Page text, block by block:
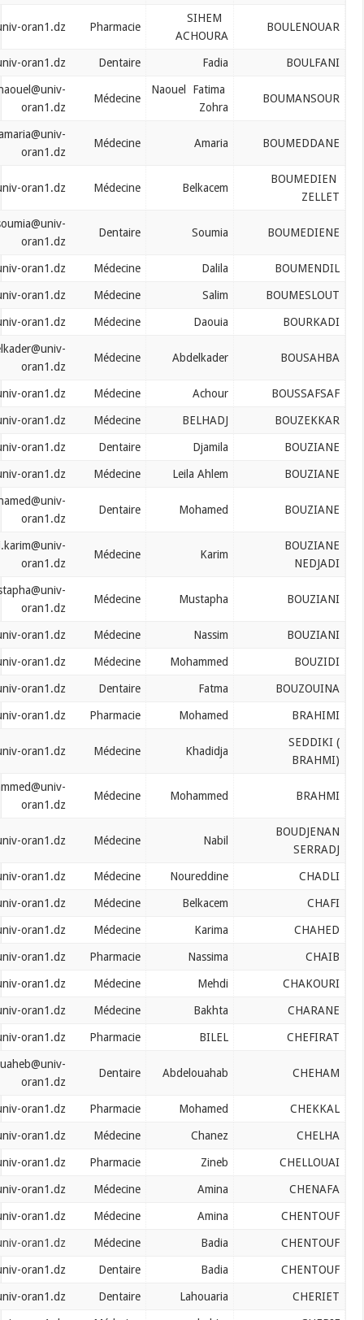
boulenouar.sihem@univ-oran1.dz
Fadia
Dentaire
boulfani.fadia@univ-oran1.dz
boumansour.naouel@univ-
Amaria
Médecine
boumeddane.amaria@univ-
Médecine
boumedien.zellet@univ-oran1.dz
Soumia
Dentaire
boumediene.soumia@univ-
Dalila
Médecine
boumendil.dalila@univ-oran1.dz
Salim
Médecine
boumeslout.salim@univ-oran1.dz
Daouia
Médecine
bourkadi.daouia@univ-oran1.dz
Abdelkader
Médecine
bousahba.abdelkader@univ-
Achour
Médecine
boussafsaf.achour@univ-oran1.dz
BELHADJ
Médecine
bouzekkar.belhadj@univ-oran1.dz
Djamila
Dentaire
bouziane.djamila@univ-oran1.dz
Leila Ahlem
Médecine
bouziane.leila@univ-oran1.dz
Mohamed
Dentaire
bouziane.mohamed@univ-
Médecine
bouzianenedjadi.karim@univ-
Mustapha
Médecine
bouziani.mustapha@univ-
Nassim
Médecine
bouziani.nassim@univ-oran1.dz
Mohammed
Médecine
bouzidi.mohamed@univ-oran1.dz
Fatma
Dentaire
bouzouina.fatma@univ-oran1.dz
Mohamed
Pharmacie
brahimi.mohamed@univ-oran1.dz
Khadidja
Médecine
brahmi.khadidja@univ-oran1.dz
Mohammed
Médecine
brahmi.mohammed@univ-
Médecine
bserradj.nabil@univ-oran1.dz
Noureddine
Médecine
chadli.noureddine@univ-oran1.dz
Belkacem
Médecine
chafi.belkacem@univ-oran1.dz
Karima
Médecine
chahed.karima@univ-oran1.dz
Nassima
Pharmacie
chaib.nassima@univ-oran1.dz
Mehdi
Médecine
chakouri.mehdi@univ-oran1.dz
Bakhta
Médecine
charane.bakhta@univ-oran1.dz
BILEL
Pharmacie
chefirat.bilel@univ-oran1.dz
Abdelouahab
Dentaire
cheham.abdelouaheb@univ-
Mohamed
Pharmacie
chekkal.mohamed@univ-oran1.dz
Chanez
Médecine
chelha.chanez@univ-oran1.dz
Zineb
Pharmacie
chellaouai.zineb@univ-oran1.dz
Amina
Médecine
chenafa.amina@univ-oran1.dz
Amina
Médecine
chentouf.amina@univ-oran1.dz
Badia
Médecine
chentouf.badiaa@univ-oran1.dz
Badia
Dentaire
chentouf.badiaa@univ-oran1.dz
Lahouaria
Dentaire
cheriet.lahouaria@univ-oran1.dz